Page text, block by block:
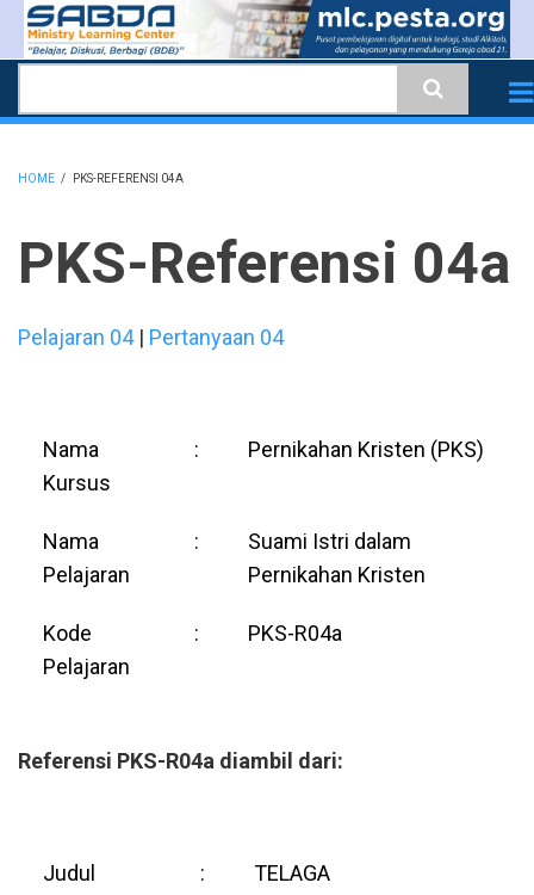
Skip
content
HOME / PKS-REFERENSI 04A
PKS-Referensi 04a
Pelajaran 04| Pertanyaan 04
Nama
Kursus
: Pernikahan Kristen (PKS)
Nama
Pelajaran
:
Suami Istri dalam
Pernikahan Kristen
Kode
Pelajaran
: PKS-R04a
Referensi PKS-R04a diambil dari:
Judul
: TELAGA